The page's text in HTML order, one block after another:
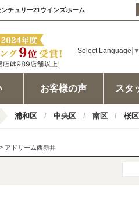
チュリー21ウインズホーム
Select Language ▼
お客様の声 スタ
浦和区 中央区 南区 桜区
アドリーム西新井